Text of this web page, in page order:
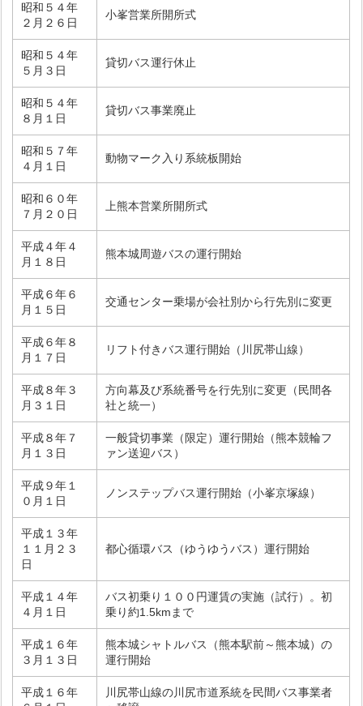
昭和５４年
２月２６日
小峯営業所開所式
昭和５４年
５月３日
貸切バス運行休止
昭和５４年
８月１日
貸切バス事業廃止
昭和５７年
４月１日
動物マーク入り系統板開始
昭和６０年
７月２０日
上熊本営業所開所式
平成４年４
月１８日
熊本城周遊バスの運行開始
平成６年６
月１５日
交通センター乗場が会社別から行先別に変更
平成６年８
月１７日
リフト付きバス運行開始（川尻帯山線）
平成８年３
月３１日
方向幕及び系統番号を行先別に変更（民間各
社と統一）
平成８年７
月１３日
一般貸切事業（限定）運行開始（熊本競輪フ
ァン送迎バス）
平成９年１
０月１日
ノンステップバス運行開始（小峯京塚線）
平成１３年
１１月２３
日
都心循環バス（ゆうゆうバス）運行開始
平成１４年
４月１日
バス初乗り１００円運賃の実施（試行）。初
乗り約1.5kmまで
平成１６年
３月１３日
熊本城シャトルバス（熊本駅前～熊本城）の
運行開始
平成１６年
川尻帯山線の川尻市道系統を民間バス事業者